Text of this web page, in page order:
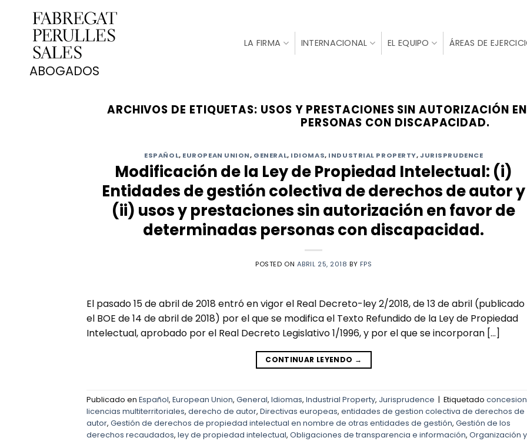
contenido
LA FIRMA INTERNACIONAL EL EQUIPO ÁREAS DE
ARCHIVOS DE ETIQUETAS: USOS Y PRESTACIONES SIN AUTORIZACIÓN
PERSONAS CON DISCAPACIDAD.
ESPAÑOL, EUROPEAN UNION, GENERAL, IDIOMAS, INDUSTRIAL PROPERTY,JURISPRUDENCE
Modificación de la Ley de Propiedad Intelectual: (i)
Entidades de gestión colectiva de derechos de autor y
(ii) usos y prestaciones sin autorización en favor de
determinadas personas con discapacidad.
POSTED ON ABRIL 25, 2018 BY FPS
El pasado 15 de abril de 2018 entró en vigor el Real Decreto-ley 2/2018, de 13 de abril
el BOE de 14 de abril de 2018) por el que se modifica el Texto Refundido de la Ley de Propiedad
Intelectual, aprobado por el Real Decreto Legislativo 1/1996, y por el que se incorporan […]
CONTINUAR LEYENDO →
Publicado en Español, European Union, General, Idiomas, Industrial Property, Jurisprudence | Etiquetado
licencias multiterritoriales, derecho de autor, Directivas europeas, entidades de gestion colectiva de derechos de
autor, Gestión de derechos de propiedad intelectual en nombre de otras entidades de gestión, Gestión de los
derechos recaudados, ley de propiedad intelectual, Obligaciones de transparencia e información, Organización y